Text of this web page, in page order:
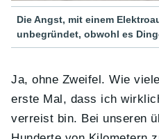
Die Angst, mit einem
unbegründet, obwohl es
Ja, ohne Zweifel. Wie
erste Mal, dass ich
verreist bin. Bei unseren